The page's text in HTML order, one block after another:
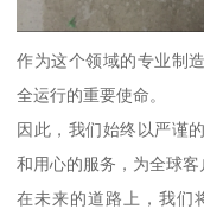
作为这个领域的专业制
全运行的重要使命。
因此，我们始终以严谨
和用心的服务，为全球客
在未来的道路上，我们